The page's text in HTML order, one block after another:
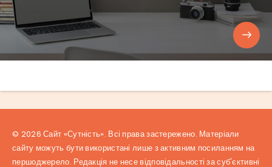
© 2026 Сайт «Сутність». Всі права застережено. Матеріали
сайту можуть бути використані лише з активним посиланням на
першоджерело. Редакція не несе відповідальності за суб'єктивні